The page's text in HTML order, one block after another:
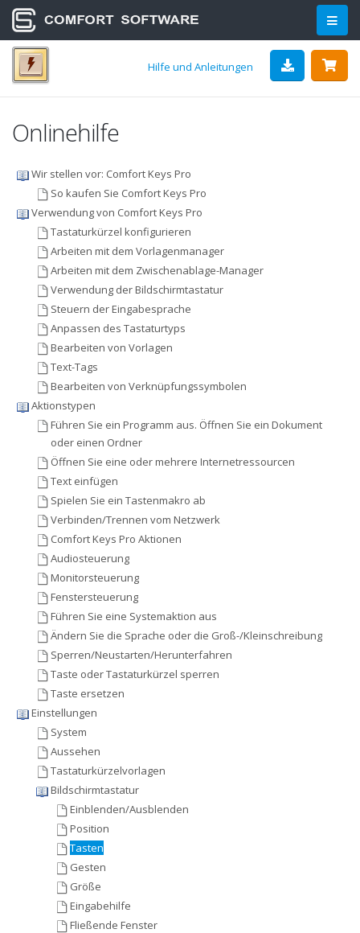
Hilfe und Anleitungen
Onlinehilfe
Wir stellen vor: Comfort Keys Pro
So kaufen Sie Comfort Keys Pro
Verwendung von Comfort Keys Pro
Tastaturkürzel konfigurieren
Arbeiten mit dem Vorlagenmanager
Arbeiten mit dem Zwischenablage-Manager
Verwendung der Bildschirmtastatur
Steuern der Eingabesprache
Anpassen des Tastaturtyps
Bearbeiten von Vorlagen
Text-Tags
Bearbeiten von Verknüpfungssymbolen
Aktionstypen
Führen Sie ein Programm aus. Öffnen Sie ein Dokument
oder einen Ordner
Öffnen Sie eine oder mehrere Internetressourcen
Text einfügen
Spielen Sie ein Tastenmakro ab
Verbinden/Trennen vom Netzwerk
Comfort Keys Pro Aktionen
Audiosteuerung
Monitorsteuerung
Fenstersteuerung
Führen Sie eine Systemaktion aus
Ändern Sie die Sprache oder die Groß-/Kleinschreibung
Sperren/Neustarten/Herunterfahren
Taste oder Tastaturkürzel sperren
Taste ersetzen
Einstellungen
System
Aussehen
Tastaturkürzelvorlagen
Bildschirmtastatur
Einblenden/Ausblenden
Position
Tasten
Gesten
Größe
Eingabehilfe
Fließende Fenster